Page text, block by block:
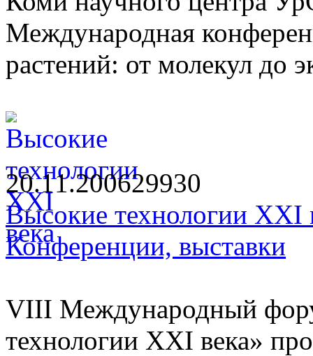
Международная
растений: от молекул до
20.11.200629930
Высокие технологии XXI
Конференции, выставки
VIII Международный
технологии XXI века»